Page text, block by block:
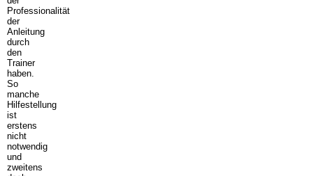
Professionalität
der
Anleitung
durch
den
Trainer
haben.
So
manche
Hilfestellung
ist
erstens
nicht
notwendig
und
zweitens